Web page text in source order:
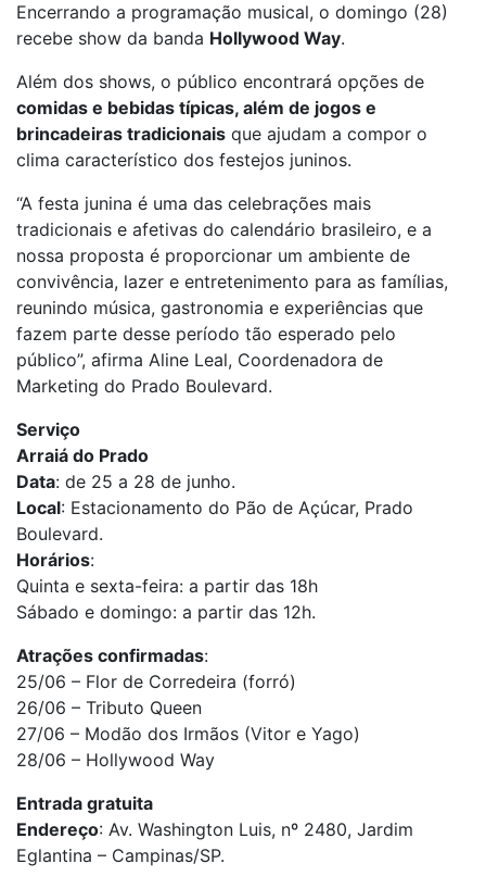
Encerrando a programação musical, o domingo (28)
recebe show da banda Hollywood Way.
Além dos shows, o público encontrará opções de
comidas e bebidas típicas, além de jogos e
brincadeiras tradicionais que ajudam a compor o
clima característico dos festejos juninos.
“A festa junina é uma das celebrações mais
tradicionais e afetivas do calendário brasileiro, e a
nossa proposta é proporcionar um ambiente de
convivência, lazer e entretenimento para as famílias,
reunindo música, gastronomia e experiências que
fazem parte desse período tão esperado pelo
público”, afirma Aline Leal, Coordenadora de
Marketing do Prado Boulevard.
Serviço
Arraiá do Prado
Data: de 25 a 28 de junho.
Local: Estacionamento do Pão de Açúcar, Prado
Boulevard.
Horários:
Quinta e sexta-feira: a partir das 18h
Sábado e domingo: a partir das 12h.
Atrações confirmadas:
25/06 – Flor de Corredeira (forró)
26/06 – Tributo Queen
27/06 – Modão dos Irmãos (Vitor e Yago)
28/06 – Hollywood Way
Entrada gratuita
Endereço: Av. Washington Luis, nº 2480, Jardim
Eglantina – Campinas/SP.